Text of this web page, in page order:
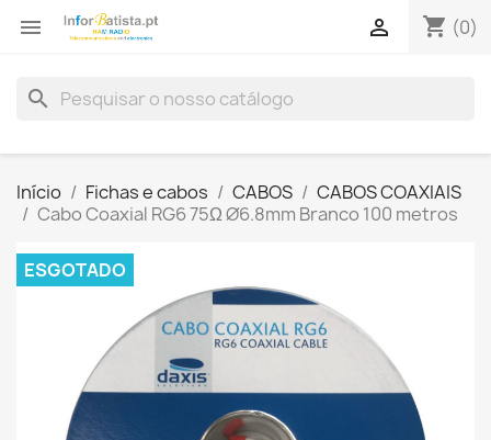
 shopping_cart (0)

search
Início Fichas e cabos CABOS
CABOS COAXIAIS
Cabo Coaxial RG6 75Ω Ø6.8mm Branco 100 metros
ESGOTADO